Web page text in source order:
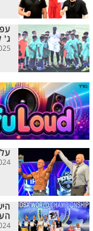
ג'
26/5/
2/12/
7/10/